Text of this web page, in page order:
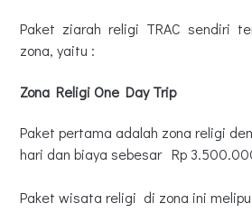
Paket ziarah religi TRAC sendiri
zona, yaitu :
Zona Religi One Day Trip
Paket pertama adalah zona religi
hari dan biaya sebesar Rp
Paket wisata religi di zona ini